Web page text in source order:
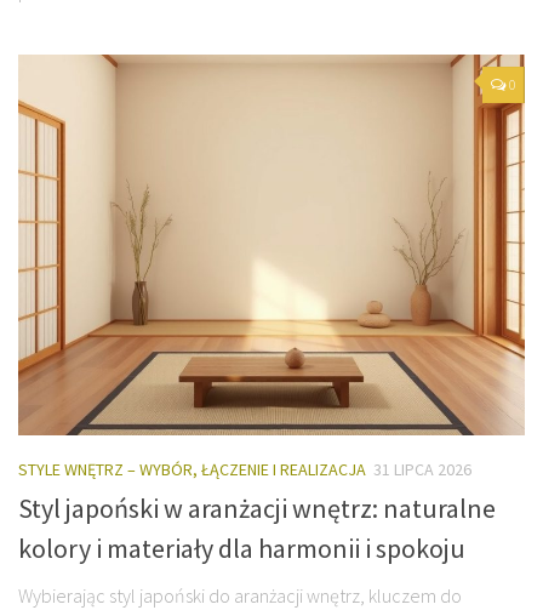
0
STYLE WNĘTRZ – WYBÓR, ŁĄCZENIE I REALIZACJA 31 LIPCA 2026
Styl japoński w aranżacji wnętrz: naturalne
kolory i materiały dla harmonii i spokoju
Wybierając styl japoński do aranżacji wnętrz, kluczem do